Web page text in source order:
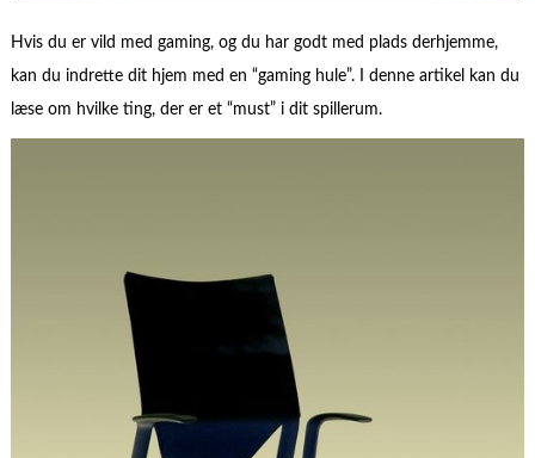
Hvis du er vild med gaming, og du har godt med plads derhjemme,
kan du indrette dit hjem med en “gaming hule”. I denne artikel kan du
læse om hvilke ting, der er et “must” i dit spillerum.